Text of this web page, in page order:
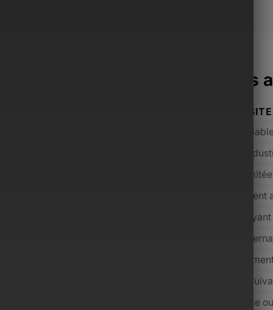
Monsieur surpasse les
AUTRES
Qualité
Contrôle
Souvent
Généralement
Rare ou payant
Support
Souvent
Marketplace